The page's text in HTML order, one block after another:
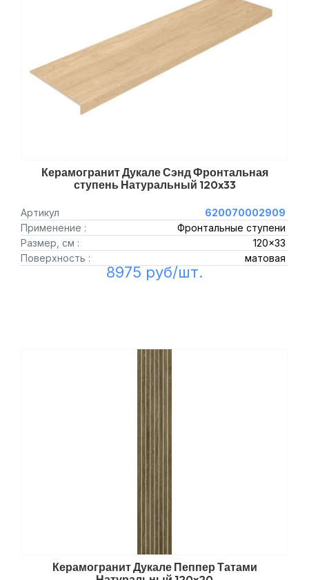
Керамогранит Дукале Сэнд Фронтальная
ступень Натуральный 120x33
Артикул
620070002909
Применение :
Фронтальные ступени
Размер, см :
120x33
Поверхность :
матовая
8975 руб/шт.
Керамогранит Дукале Пеппер Татами